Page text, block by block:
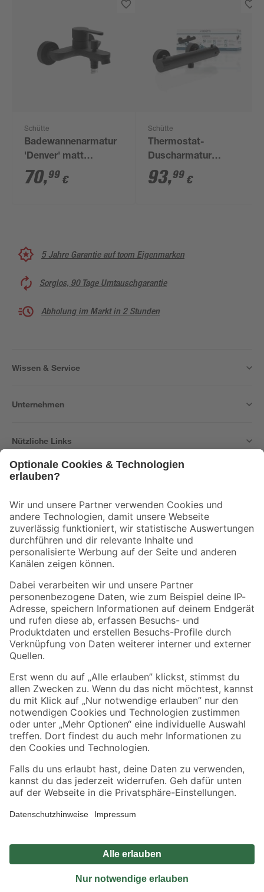
Schütte
Badewannenarmatur
'Denver' matt
schwarz
70,99 €
Schütte
Thermostat-
Duscharmatur
'London' schwarz
matt
93,99 €
5 Jahre Garantie auf toom Eigenmarken
Sorglos, 90 Tage Umtauschgarantie
Abholung im Markt in 2 Stunden
Wissen & Service
Unternehmen
Nützliche Links
Der toom Newsletter: Keine Angebote und Aktionen mehr verpassen!
Zur Newsletter Anmeldung
Folge uns
Zahlungsarten Versandarten
Sicher einkaufen
Jetzt die toom-App herunterladen
Alle Preisangaben in EUR inkl. gesetzl. MwSt.. Die dargestellten Angebote sind unter
Umständen nicht in allen Märkten verfügbar. Die angegebenen Verfügbarkeiten beziehen
Produkte nur solange der Vorrat reicht.
*Paketversand ab 59 € versandkostenfrei, gilt nicht für Artikel mit Speditionsversand, hier
Privatsphäre Impressum
Nutzungsbedingungen
Widerrufsrecht
Vertrag widerrufen